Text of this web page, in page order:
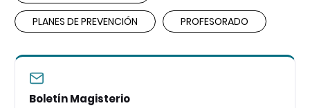
PLANES DE PREVENCIÓN PROFESORADO
Boletín Magisterio